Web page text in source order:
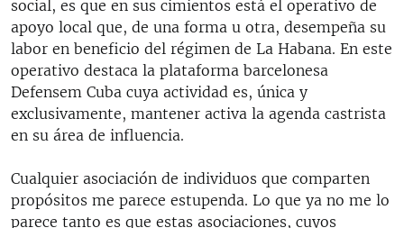
social, es que en sus cimientos está el operativo de
apoyo local que, de una forma u otra, desempeña su
labor en beneficio del régimen de La Habana. En este
operativo destaca la plataforma barcelonesa
Defensem Cuba cuya actividad es, única y
exclusivamente, mantener activa la agenda castrista
en su área de influencia.
Cualquier asociación de individuos que comparten
propósitos me parece estupenda. Lo que ya no me lo
parece tanto es que estas asociaciones, cuyos